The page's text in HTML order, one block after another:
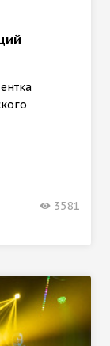
3581